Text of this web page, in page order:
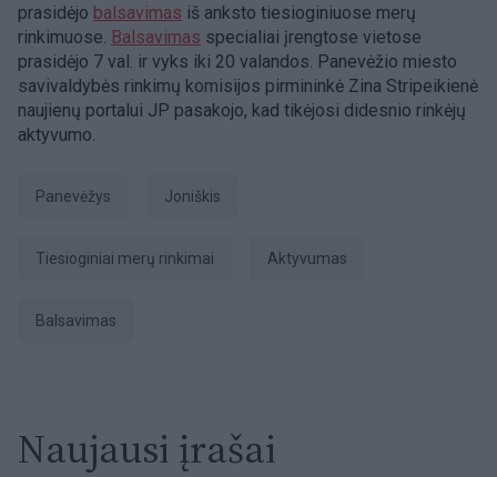
prasidėjo balsavimas iš anksto tiesioginiuose merų
rinkimuose. Balsavimas specialiai įrengtose vietose
prasidėjo 7 val. ir vyks iki 20 valandos. Panevėžio miesto
savivaldybės rinkimų komisijos pirmininkė Zina Stripeikienė
naujienų portalui JP pasakojo, kad tikėjosi didesnio rinkėjų
aktyvumo.
Panevėžys Joniškis
tiesioginiai merų rinkimai aktyvumas
Balsavimas
Naujausi įrašai